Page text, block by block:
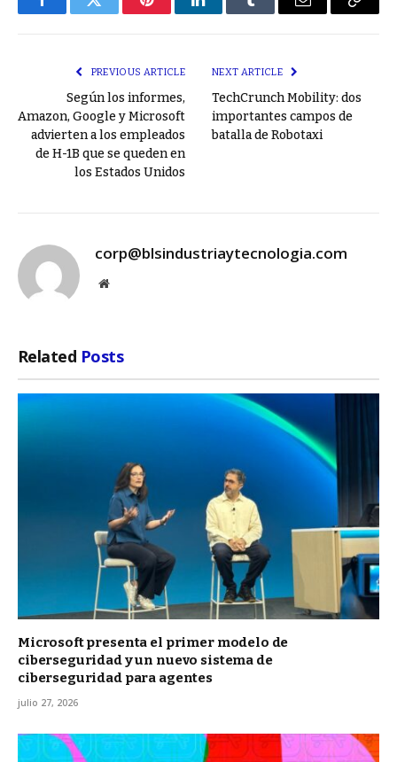
FacebookTwitter PinterestLinkedInTumblr Email
Copy
PREVIOUS ARTICLE
Según los informes,
Amazon, Google y Microsoft
advierten a los empleados
de H-1B que se queden en
los Estados Unidos
NEXT ARTICLE
TechCrunch Mobility: dos
importantes campos de
batalla de Robotaxi
corp@blsindustriaytecnologia.com
Website
Related Posts
Microsoft presenta el primer modelo de
ciberseguridad y un nuevo sistema de
ciberseguridad para agentes
julio 27, 2026